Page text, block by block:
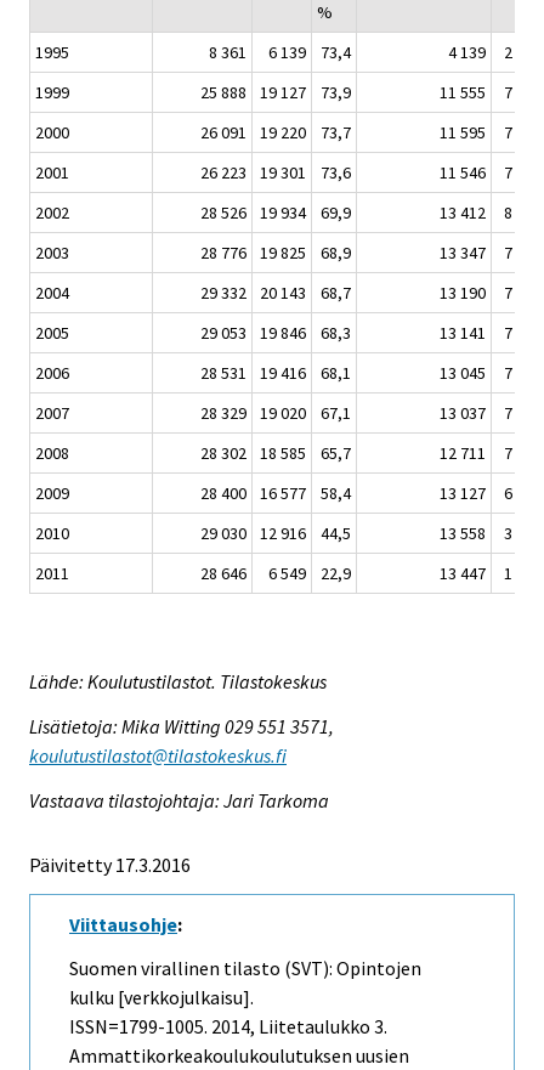
%
1995
8 361 6 139 73,4 4 139
2 738
1999
25 888 19 127 73,9 11 555
7 478
2000
26 091 19 220 73,7 11 595
7 548
2001
26 223 19 301 73,6 11 546
7 402
2002
28 526 19 934 69,9 13 412
8 099
2003
28 776 19 825 68,9 13 347
7 936
2004
29 332 20 143 68,7 13 190
7 772
2005
29 053 19 846 68,3 13 141
7 729
2006
28 531 19 416 68,1 13 045
7 656
2007
28 329 19 020 67,1 13 037
7 549
2008
28 302 18 585 65,7 12 711
7 128
2009
28 400 16 577 58,4 13 127
6 109
2010
29 030 12 916 44,5 13 558
3 996
2011
28 646 6 549 22,9 13 447 1 531
Lähde: Koulutustilastot. Tilastokeskus
Lisätietoja: Mika Witting 029 551 3571,
koulutustilastot@tilastokeskus.fi
Vastaava tilastojohtaja: Jari Tarkoma
Päivitetty 17.3.2016
Viittausohje:
Suomen virallinen tilasto (SVT): Opintojen
kulku [verkkojulkaisu].
ISSN=1799-1005. 2014, Liitetaulukko 3.
Ammattikorkeakoulukoulutuksen uusien